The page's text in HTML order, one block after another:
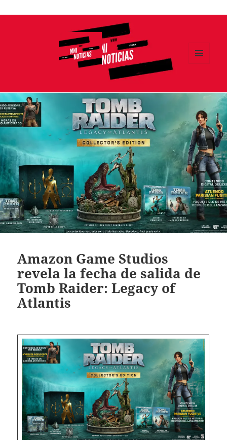
Ir
Amazon Game Studios
revela la fecha de salida de
Tomb Raider: Legacy of
Atlantis